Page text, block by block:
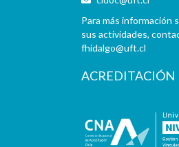
Para más información
sus actividades,
fhidalgo@uft.cl
ACREDITACIÓN